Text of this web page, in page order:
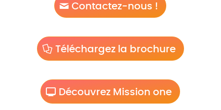
Contactez-nous !
Téléchargez la brochure
Découvrez Mission one